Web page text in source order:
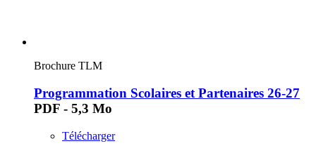
Brochure TLM
Programmation Scolaires et Partenaires 26-27
PDF - 5,3 Mo
Télécharger